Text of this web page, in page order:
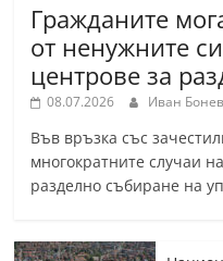
Гражданите
от ненужните
центрове за
08.07.2026 Иван Бонев
Във връзка със
многократните случаи
разделно събиране на